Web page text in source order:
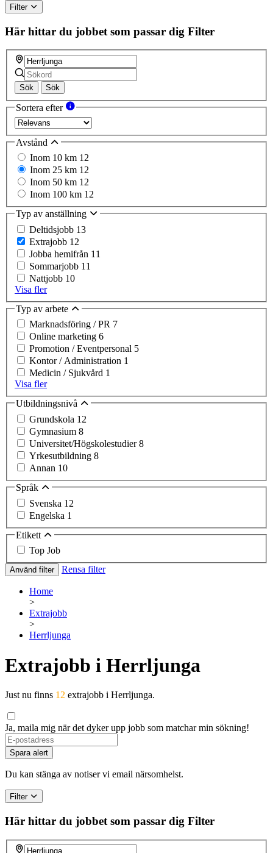
Filter
Här hittar du jobbet som passar dig Filter
Sök Sök
Sortera efter
Avstånd
Inom 10 km 12
Inom 25 km 12
Inom 50 km 12
Inom 100 km 12
Typ av anställning
Deltidsjobb 13
Extrajobb 12
Jobba hemifrån 11
Sommarjobb 11
Nattjobb 10
Visa fler
Typ av arbete
Marknadsföring / PR 7
Online marketing 6
Promotion / Eventpersonal 5
Kontor / Administration 1
Medicin / Sjukvård 1
Visa fler
Utbildningsnivå
Grundskola 12
Gymnasium 8
Universitet/Högskolestudier8
Yrkesutbildning 8
Annan 10
Språk
Svenska 12
Engelska 1
Etikett
Top Job
Använd filter Rensa filter
Home
>
Extrajobb
>
Herrljunga
Extrajobb i Herrljunga
Just nu finns 12 extrajobb i Herrljunga.
Ja, maila mig när det dyker upp jobb som matchar min sökning!
If
you
are
a
ignore
this
field
Spara alert
Du kan stänga av notiser vi email närsomhelst.
Filter
Här hittar du jobbet som passar dig Filter